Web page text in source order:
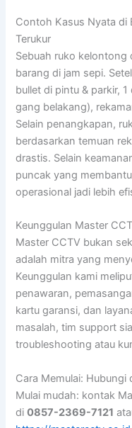
Contoh Kasus Nyata
Terukur
Sebuah ruko kelontong
barang di jam sepi.
bullet di pintu & parkir,
gang belakang),
Selain penangkapan,
berdasarkan temuan
drastis. Selain
puncak yang
operasional jadi lebih
Keunggulan Master
Master CCTV bukan
adalah mitra yang
Keunggulan kami
penawaran,
kartu garansi, dan
masalah, tim support
troubleshooting atau
Cara Memulai: Hubungi
Mulai mudah: kontak
di0857-2369-7121